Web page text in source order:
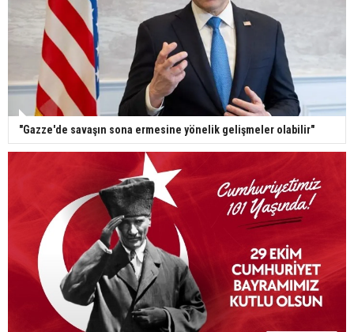
"Gazze'de savaşın sona ermesine yönelik gelişmeler olabilir"